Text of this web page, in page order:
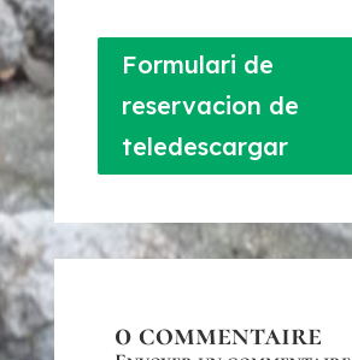
Formulari de
reservacion de
teledescargar
0 commentaire